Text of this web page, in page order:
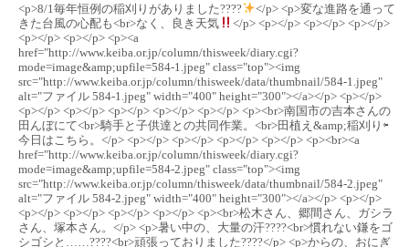
<p>8/1毎年恒例の稲刈りがありました????
</p> <p>変な進路を通って
きた台風の心配も<br>なく、良き天気
</p> <p></p> <p></p> <p></p>
<p></p> <p></p> <p><a
href="http://www.keiba.or.jp/column/thisweek/diary.cgi?
mode=image&amp;upfile=584-1.jpeg" class="top"><img
src="http://www.keiba.or.jp/column/thisweek/data/thumbnail/584-1.jpeg"
alt="ファイル 584-1.jpeg" width="400" height="300"></a></p> <p></p>
<p></p> <p></p> <p></p> <p></p> <p></p> <p><br>南国市の吉本さんの
田んぼにて<br>騎手と子供達との共同作業。<br>田植え&amp;稲刈り⇦
今日はこちら。</p> <p></p> <p></p> <p></p> <p></p> <p><br><a
href="http://www.keiba.or.jp/column/thisweek/diary.cgi?
mode=image&amp;upfile=584-2.jpeg" class="top"><img
src="http://www.keiba.or.jp/column/thisweek/data/thumbnail/584-2.jpeg"
alt="ファイル 584-2.jpeg" width="400" height="300"></a></p> <p></p>
<p></p> <p></p> <p></p> <p></p> <p><br>松木さん、郷間さん、ガシラ
さん、塚本さん。</p> <p>暑い中の、大量の汗????<br>慣れない鎌をゴ
シゴシと……????<br>頑張っておりました????</p> <p>からの、おにぎ